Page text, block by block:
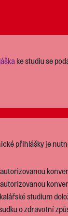
ke studiu se
přihlášky je
studium
o zdravotní